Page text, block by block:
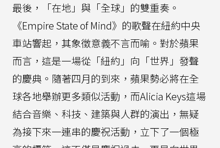
最後，「在地」與「全球」的雙重奏。
《Empire State of Mind》的歌聲在紐約中央
車站響起，其象徵意義不言而喻。對於蘋果
而言，這是一場從「紐約」向「世界」發聲
的慶典。隨著四月的到來，蘋果勢必將在全
球各地舉辦更多類似活動，而Alicia Keys這場
結合音樂、科技、建築與人群的演出，無疑
為接下來一連串的慶祝活動，立下了一個極